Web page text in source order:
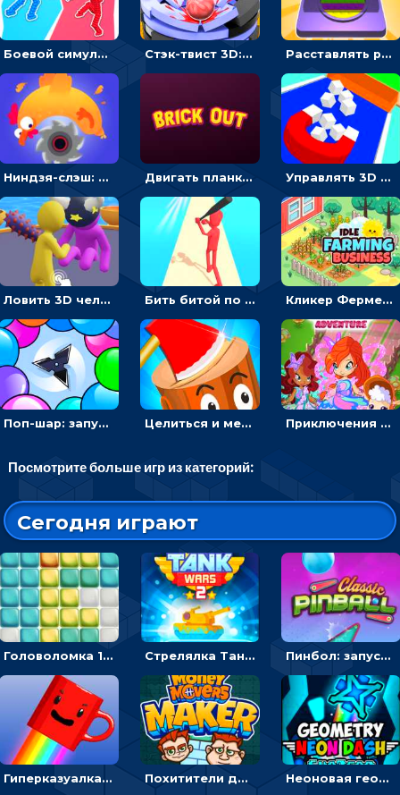
Боевой симулятор 3D: повтори позу рыцаря и победи врага Стэк-твист 3D: тапай по шарику, чтобы разбивать платформы Расставлять резиновые кубики, чтобы делать поп-ит - гиперказуальные
Ниндзя-слэш: запускай оружие по целям и становись мастером сюрикенов Двигать планку и бить шариком по цветным блокам - гиперказуальная Управлять 3D магнитом, чтобы собирать фигуры и сбрасывать в пропасть
Ловить 3D человечком своего цвета и собирать драгоценности - гиперказуалка Бить битой по шарику, чтобы сбивать кубики с буквами на пути к финишу - 3D Кликер Фермерский бизнес: расти овощи, чтобы богатеть
Поп-шар: запускать колючку, чтобы лопать воздушные шарики Целиться и метать топор в 3D мишени Приключения Клуба Винкс: менять дорожки, чтобы собирать кристаллы
Посмотрите больше игр из категорий:
Сегодня играют
Головоломка 10х10 Стрелялка Танковые войны: бить по танку врага, чтобы уничтожить зло Пинбол: запускать шарик, чтобы выбивать очки
Гиперказуалка Летающая чашка кофе: двигаться и собирать кубики сахара Похитители денег: управляйте друзьями и соберите все мешки с долларами Неоновая геометрия: прыгай через препятствия и собирай шары